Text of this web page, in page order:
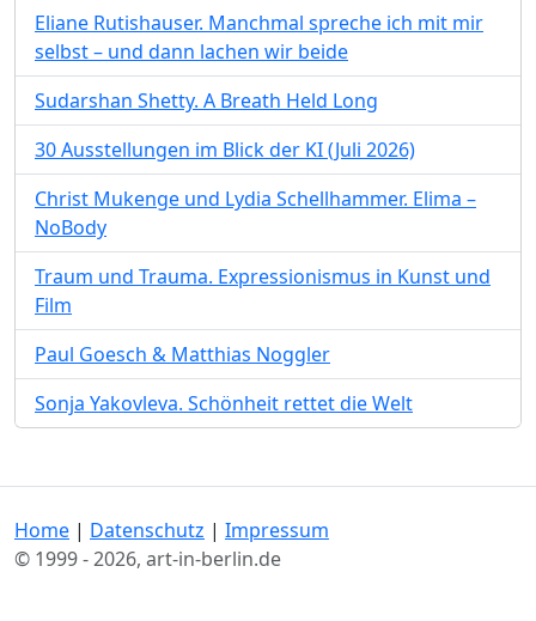
Eliane Rutishauser. Manchmal spreche ich mit mir
selbst – und dann lachen wir beide
Sudarshan Shetty. A Breath Held Long
30 Ausstellungen im Blick der KI (Juli 2026)
Christ Mukenge und Lydia Schellhammer. Elima –
NoBody
Traum und Trauma. Expressionismus in Kunst und
Film
Paul Goesch & Matthias Noggler
Sonja Yakovleva. Schönheit rettet die Welt
Home | Datenschutz | Impressum
© 1999 - 2026, art-in-berlin.de